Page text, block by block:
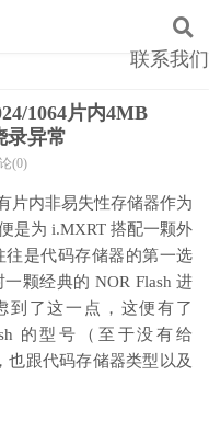
联系我们
1064片内4MB
录异常
(0)
内非易失性存储器作为
是为 i.MXRT 搭配一颗外
往是代码存储器的第一选
颗经典的 NOR Flash 进
到了这一点，这便有了
的型号（至于没有给
也跟代码存储器类型以及